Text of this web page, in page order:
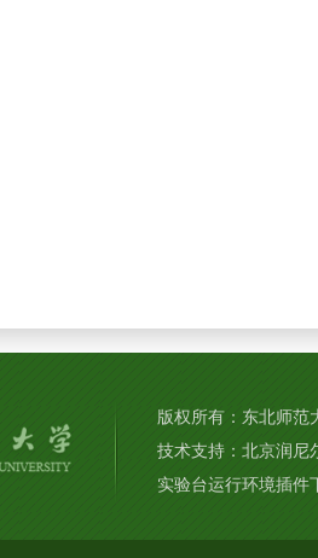
版权所有：东北师
技术支持：北京润尼
实验台运行环境插件